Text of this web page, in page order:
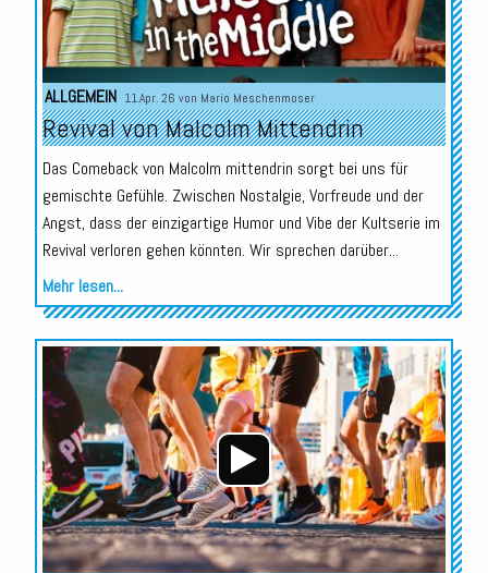
ALLGEMEIN 11.Apr. 26 von Mario Meschenmoser
Revival von Malcolm Mittendrin
Das Comeback von Malcolm mittendrin sorgt bei uns für
gemischte Gefühle. Zwischen Nostalgie, Vorfreude und der
Angst, dass der einzigartige Humor und Vibe der Kultserie im
Revival verloren gehen könnten. Wir sprechen darüber...
Mehr lesen...
Audio-
Player